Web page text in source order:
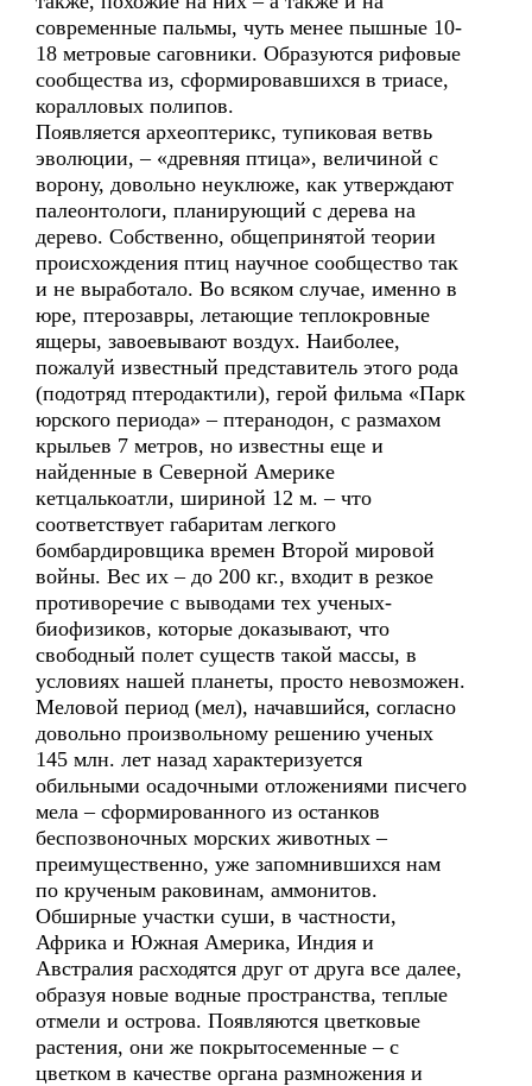
современные пальмы, чуть менее пышные 10-
18 метровые саговники. Образуются рифовые
сообщества из, сформировавшихся в триасе,
коралловых полипов.
Появляется археоптерикс, тупиковая ветвь
эволюции, – «древняя птица», величиной с
ворону, довольно неуклюже, как утверждают
палеонтологи, планирующий с дерева на
дерево. Собственно, общепринятой теории
происхождения птиц научное сообщество так
и не выработало. Во всяком случае, именно в
юре, птерозавры, летающие теплокровные
ящеры, завоевывают воздух. Наиболее,
пожалуй известный представитель этого рода
(подотряд птеродактили), герой фильма «Парк
юрского периода» – птеранодон, с размахом
крыльев 7 метров, но известны еще и
найденные в Северной Америке
кетцалькоатли, шириной 12 м. – что
соответствует габаритам легкого
бомбардировщика времен Второй мировой
войны. Вес их – до 200 кг., входит в резкое
противоречие с выводами тех ученых-
биофизиков, которые доказывают, что
свободный полет существ такой массы, в
условиях нашей планеты, просто невозможен.
Меловой период (мел), начавшийся, согласно
довольно произвольному решению ученых
145 млн. лет назад характеризуется
обильными осадочными отложениями писчего
мела – сформированного из останков
беспозвоночных морских животных –
преимущественно, уже запомнившихся нам
по крученым раковинам, аммонитов.
Обширные участки суши, в частности,
Африка и Южная Америка, Индия и
Австралия расходятся друг от друга все далее,
образуя новые водные пространства, теплые
отмели и острова. Появляются цветковые
растения, они же покрытосеменные – с
цветком в качестве органа размножения и